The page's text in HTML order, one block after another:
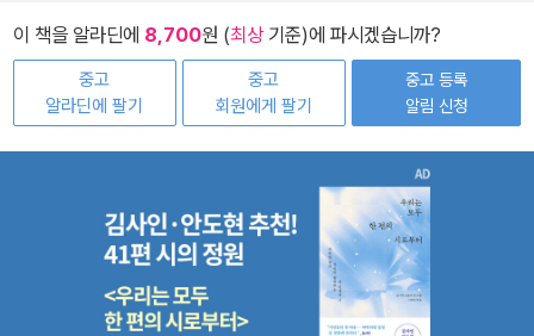
이 책을 알라딘에 8,700원 (최상기준)에 파시겠습니까?
중고
알라딘에 팔기
중고
회원에게 팔기
중고 등록
알림 신청